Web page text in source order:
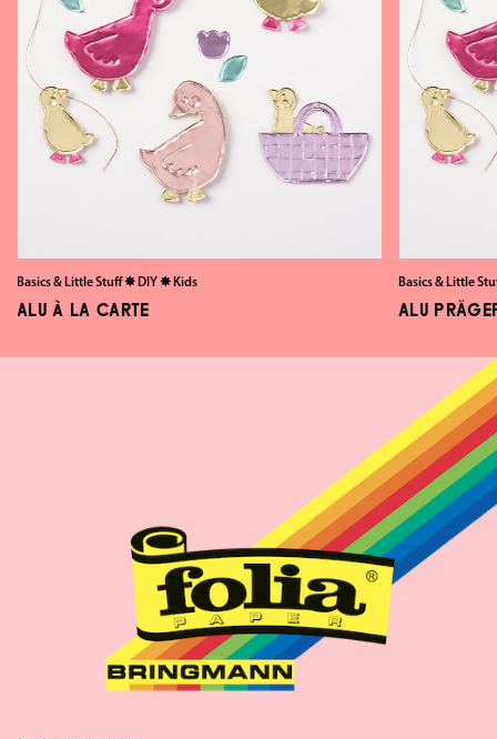
Basics & Little Stuff✸ DIY✸ Kids
ALU À LA CARTE
Basics & Little
ALU